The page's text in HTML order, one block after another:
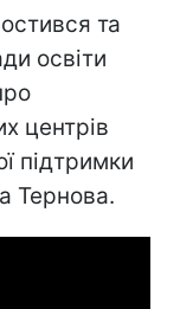
та
освіти
центрів
підтримки
Тернова.